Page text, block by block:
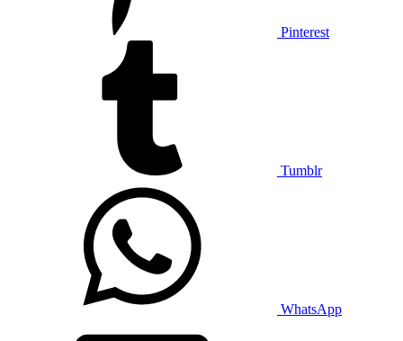
Pinterest
Tumblr
WhatsApp